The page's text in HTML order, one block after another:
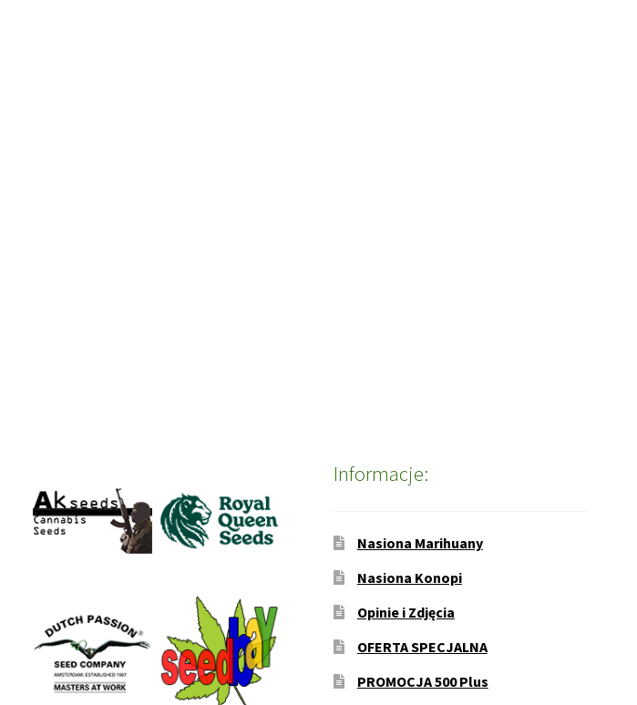
Informacje:
Nasiona Marihuany
Nasiona Konopi
Opinie i Zdjęcia
OFERTA SPECJALNA
PROMOCJA 500 Plus